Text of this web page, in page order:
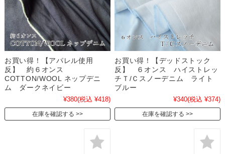
お買い得！【アパレル使用
反】 約６オンス
COTTON/WOOL ネップデニ
ム ダークネイビー
¥380(税込 ¥418)
在庫を確認する
お買い得！【デッドストック
反】 ６オンス ハイストレッ
チＴ/Ｃスノーデニム ライト
ブルー
¥340(税込 ¥374)
在庫を確認する